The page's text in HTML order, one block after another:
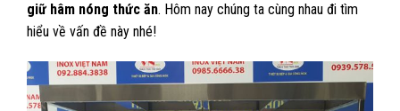
giữ hâm nóng thức ăn. Hôm nay chúng ta cùng nhau đi tìm
hiểu về vấn đề này nhé!